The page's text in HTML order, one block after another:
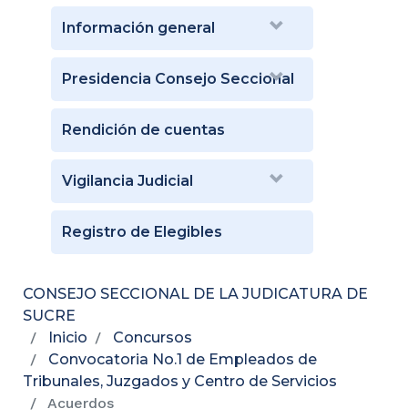
Información general
Presidencia Consejo Seccional
Rendición de cuentas
Vigilancia Judicial
Registro de Elegibles
CONSEJO SECCIONAL DE LA JUDICATURA DE
SUCRE
Inicio
Concursos
Convocatoria No.1 de Empleados de
Tribunales, Juzgados y Centro de Servicios
Acuerdos